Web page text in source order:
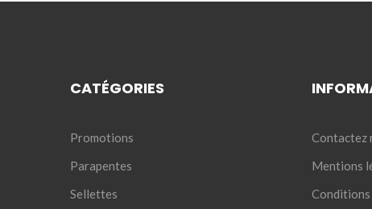
CATÉGORIES
Promotions
Parapentes
Sellettes
Contactez
Mentions
Conditions